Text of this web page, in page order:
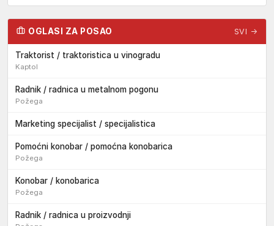
OGLASI ZA POSAO SVI →
Traktorist / traktoristica u vinogradu
Kaptol
Radnik / radnica u metalnom pogonu
Požega
Marketing specijalist / specijalistica
Pomoćni konobar / pomoćna konobarica
Požega
Konobar / konobarica
Požega
Radnik / radnica u proizvodnji